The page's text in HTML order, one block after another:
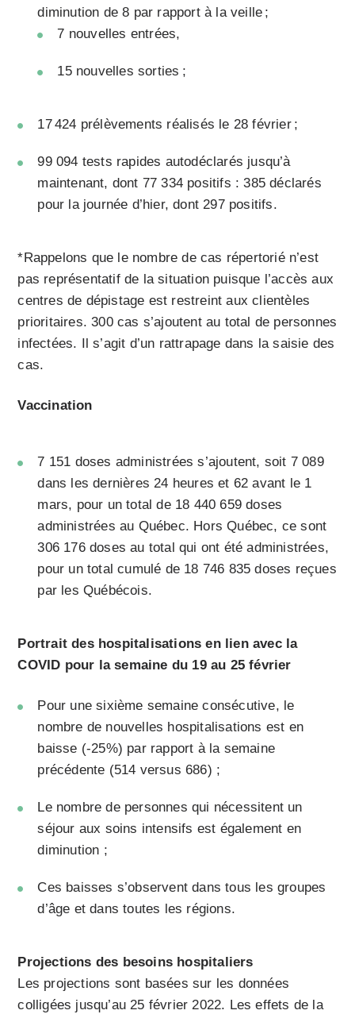
diminution de 8 par rapport à la veille ;
7 nouvelles entrées,
15 nouvelles sorties ;
17 424 prélèvements réalisés le 28 février ;
99 094 tests rapides autodéclarés jusqu’à
maintenant, dont 77 334 positifs : 385 déclarés
pour la journée d’hier, dont 297 positifs.
*Rappelons que le nombre de cas répertorié n’est
pas représentatif de la situation puisque l’accès aux
centres de dépistage est restreint aux clientèles
prioritaires. 300 cas s’ajoutent au total de personnes
infectées. Il s’agit d’un rattrapage dans la saisie des
cas.
Vaccination
7 151 doses administrées s’ajoutent, soit 7 089
dans les dernières 24 heures et 62 avant le 1
mars, pour un total de 18 440 659 doses
administrées au Québec. Hors Québec, ce sont
306 176 doses au total qui ont été administrées,
pour un total cumulé de 18 746 835 doses reçues
par les Québécois.
Portrait des hospitalisations en lien avec la
COVID pour la semaine du 19 au 25 février
Pour une sixième semaine consécutive, le
nombre de nouvelles hospitalisations est en
baisse (-25%) par rapport à la semaine
précédente (514 versus 686) ;
Le nombre de personnes qui nécessitent un
séjour aux soins intensifs est également en
diminution ;
Ces baisses s’observent dans tous les groupes
d’âge et dans toutes les régions.
Projections des besoins hospitaliers
Les projections sont basées sur les données
colligées jusqu’au 25 février 2022. Les effets de la